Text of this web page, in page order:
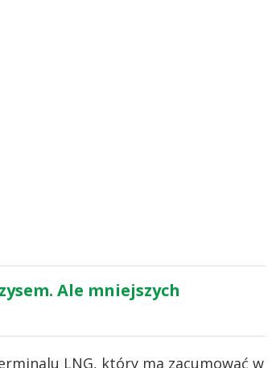
Ale mniejszych
LNG, który ma zacumować w